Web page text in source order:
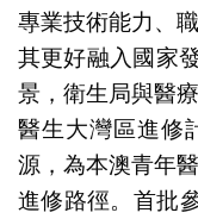
專業技術能力、
其更好融入國家
景，衛生局與醫
醫生大灣區進修
源，為本澳青年
進修路徑。首批